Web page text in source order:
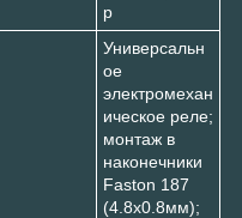
р
Универсальн
ое
электромехан
ическое реле;
монтаж в
наконечники
Faston 187
(4.8х0.8мм);